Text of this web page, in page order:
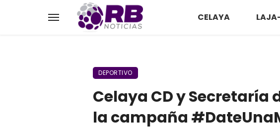
CELAYA
DEPORTIVO
Celaya CD y Secretaría
la campaña